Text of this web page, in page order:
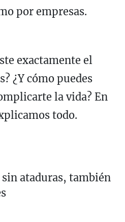
por empresas.
exactamente el
¿Y cómo puedes
la vida? En
todo.
ataduras, también